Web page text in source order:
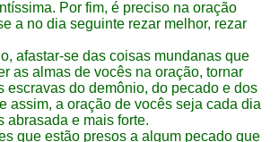
Por fim, é preciso na oração
a no dia seguinte rezar melhor, rezar
afastar-se das coisas mundanas que
as almas de vocês na oração, tornar
escravas do demônio, do pecado e dos
assim, a oração de vocês seja cada dia
abrasada e mais forte.
que estão presos a algum pecado que